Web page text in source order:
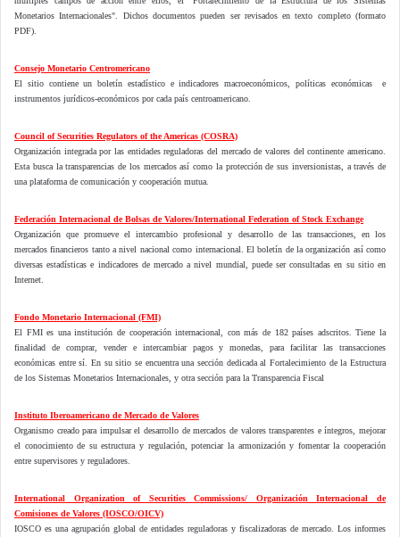
Monetarios Internacionales". Dichos documentos pueden ser revisados en texto completo (formato
PDF).
Consejo Monetario Centromericano
El sitio contiene un boletín estadístico e indicadores macroeconómicos, políticas económicas e
instrumentos jurídicos-económicos por cada país centroamericano.
Council of Securities Regulators of the Americas (COSRA)
Organización integrada por las entidades reguladoras del mercado de valores del continente americano.
Esta busca la transparencias de los mercados así como la protección de sus inversionistas, a través de
una plataforma de comunicación y cooperación mutua.
Federación Internacional de Bolsas de Valores/International Federation of Stock Exchange
Organización que promueve el intercambio profesional y desarrollo de las transacciones, en los
mercados financieros tanto a nivel nacional como internacional. El boletín de la organización así como
diversas estadísticas e indicadores de mercado a nivel mundial, puede ser consultadas en su sitio en
Internet.
Fondo Monetario Internacional (FMI)
El FMI es una institución de cooperación internacional, con más de 182 países adscritos. Tiene la
finalidad de comprar, vender e intercambiar pagos y monedas, para facilitar las transacciones
económicas entre sí. En su sitio se encuentra una sección dedicada al Fortalecimiento de la Estructura
de los Sistemas Monetarios Internacionales, y otra sección para la Transparencia Fiscal
Instituto Iberoamericano de Mercado de Valores
Organismo creado para impulsar el desarrollo de mercados de valores transparentes e íntegros, mejorar
el conocimiento de su estructura y regulación, potenciar la armonización y fomentar la cooperación
entre supervisores y reguladores.
International Organization of Securities Commissions/ Organización Internacional de
Comisiones de Valores (IOSCO/OICV)
IOSCO es una agrupación global de entidades reguladoras y fiscalizadoras de mercado. Los informes